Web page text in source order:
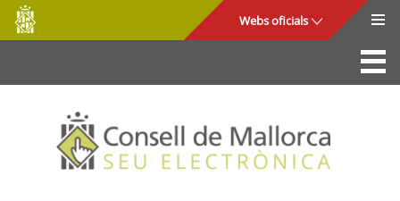
Salta al contingut principal
Consell
de
Mallorca
Webs oficials
La Seu
Consell de Mallorca
Accés i seguretat